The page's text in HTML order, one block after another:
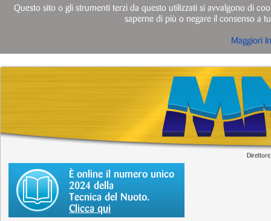
È online il numero unico
2024 della
Tecnica del Nuoto.
Clicca qui
Questo sito o gli strumenti terzi da questo utilizzati si avvalgono di
saperne di più o negare il consenso a
Maggiori